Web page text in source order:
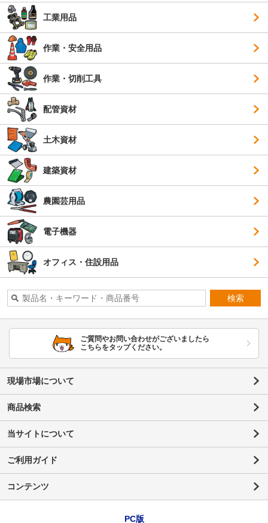
工業用品
作業・安全用品
作業・切削工具
配管資材
土木資材
建築資材
農園芸用品
電子機器
オフィス・住設用品
検索
ご質問やお問い合わせがございましたら
こちらをタップください。
現場市場について
商品検索
当サイトについて
ご利用ガイド
コンテンツ
PC版